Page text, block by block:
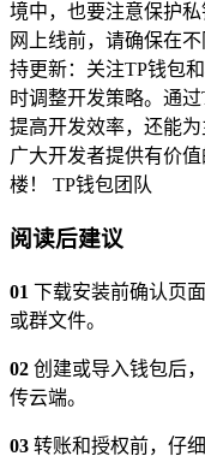
境中，也要注意保护
网上线前，请确保在
持更新：关注TP钱包
时调整开发策略。通
提高开发效率，还能
广大开发者提供有价
楼！ TP钱包团队
阅读后建议
01 下载安装前确认页
或群文件。
02 创建或导入钱包后
传云端。
03 转账和授权前，仔